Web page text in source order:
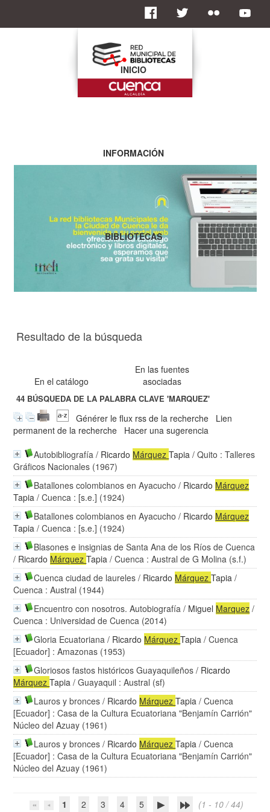
Resultado de la búsqueda
En el catálogo
En las fuentes
asociadas
44 BÚSQUEDA DE LA PALABRA CLAVE'MARQUEZ'
Générer le flux rss de la recherche
Lien
permanent de la recherche
Hacer una sugerencia
Autobibliografía / Ricardo MárquezTapia / Quito : Talleres
Gráficos Nacionales (1967)
Batallones colombianos en Ayacucho / Ricardo Márquez
Tapia / Cuenca : [s.e.] (1924)
Batallones colombianos en Ayacucho / Ricardo Márquez
Tapia / Cuenca : [s.e.] (1924)
Blasones e insignias de Santa Ana de los Ríos de Cuenca
/ Ricardo MárquezTapia / Cuenca : Austral de G Molina (s.f.)
Cuenca ciudad de laureles / Ricardo MárquezTapia /
Cuenca : Austral (1944)
Encuentro con nosotros. Autobiografía / Miguel Marquez /
Cuenca : Universidad de Cuenca (2014)
Gloria Ecuatoriana / Ricardo MárquezTapia / Cuenca
[Ecuador] : Amazonas (1953)
Gloriosos fastos históricos Guayaquileños / Ricardo
MárquezTapia / Guayaquil : Austral (sf)
Lauros y bronces / Ricardo MárquezTapia / Cuenca
[Ecuador] : Casa de la Cultura Ecuatoriana "Benjamín Carrión"
Núcleo del Azuay (1961)
Lauros y bronces / Ricardo MárquezTapia / Cuenca
[Ecuador] : Casa de la Cultura Ecuatoriana "Benjamín Carrión"
Núcleo del Azuay (1961)
1 2 3 4 5 (1 - 10 / 44)
INICIO
INFORMACIÓN
BIBLIOTECAS